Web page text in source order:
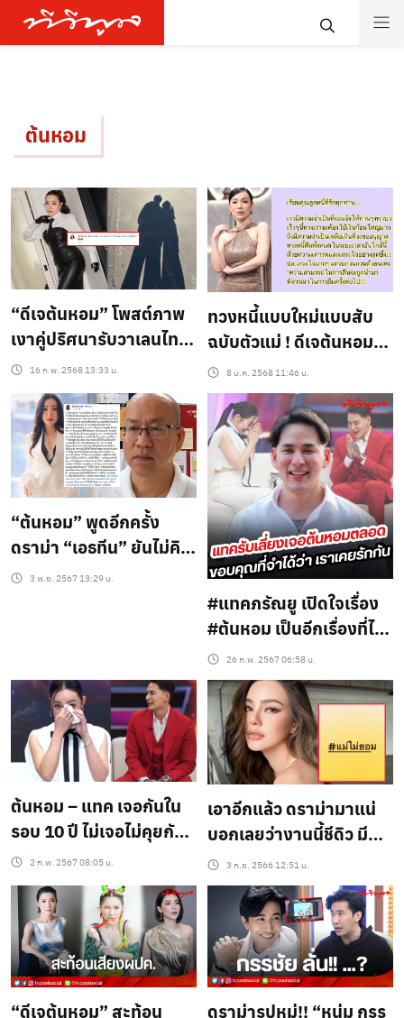
ต้นหอม
“ดีเจต้นหอม” โพสต์ภาพ
เงาคู่ปริศนารับวาเลนไทน์
แต่ “ดีเจมะตูม” แฉกลาง
ไอจี!
16 ก.พ. 2568 13:33 น.
ทวงหนี้แบบใหม่แบบสับ
ฉบับตัวแม่ ! ดีเจต้นหอม
ประกาศแจ้งให้ทราบถึง
ลูกหนี้ที่รักทุกท่าน
8 ม.ค. 2568 11:46 น.
“ต้นหอม” พูดอีกครั้ง
ดราม่า “เอธทีน” ยันไม่คิด
จะฟ้อง“อัจฉริยะ” ไม่
3 พ.ย. 2567 13:29 น.
#แทคภรัณยู เปิดใจเรื่อง
#ต้นหอม เป็นอีกเรื่องที่ได้
ปลดล็อค ขอบคุณที่จำได้
(ชมคลิป)
26 ก.พ. 2567 06:58 น.
ต้นหอม – แทค เจอกันใน
รอบ 10 ปี ไม่เจอไม่คุยกัน
เพราะตอนนั้นจบกันไม่ดี
2 ก.พ. 2567 08:05 น.
เอาอีกแล้ว ดราม่ามาแน่
บอกเลยว่างานนี้ชีดิว มี
บรรดาเพื่อนเสริมทัพเพิ่ม
ระดับดราม่าสุดๆ แน่ล่ะ
3 ก.ย. 2566 12:51 น.
“ดีเจต้นหอม” สะท้อน
ดราม่ารูปหมู่!! “หนุ่ม กรร